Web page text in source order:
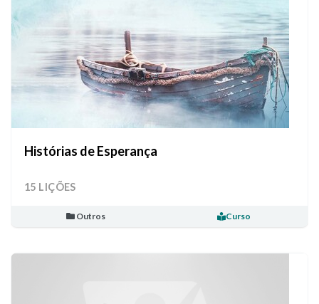
Histórias de Esperança
15 LIÇÕES
Outros Curso